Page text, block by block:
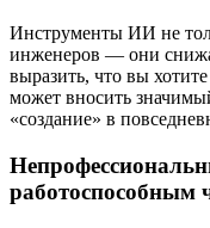
Инструменты ИИ не
инженеров — они
выразить, что вы
может вносить
«создание» в
работоспособным